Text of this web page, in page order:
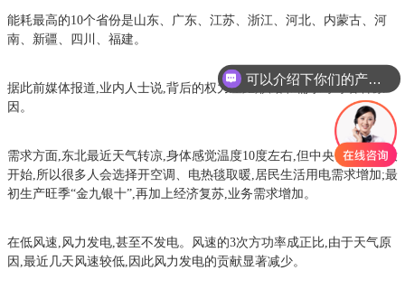
能耗最高的10个省份是山东、广东、江苏、浙江、河北、内蒙古、河
南、新疆、四川、福建。
据此前媒体报道,业内人士说,背后的权力差距,供给和需求等等各种原
因。
需求方面,东北最近天气转凉,身体感觉温度10度左右,但中央供暖和还没
开始,所以很多人会选择开空调、电热毯取暖,居民生活用电需求增加;最
初生产旺季“金九银十”,再加上经济复苏,业务需求增加。
在低风速,风力发电,甚至不发电。风速的3次方功率成正比,由于天气原
因,最近几天风速较低,因此风力发电的贡献显著减少。
可以介绍下你们的产品么？